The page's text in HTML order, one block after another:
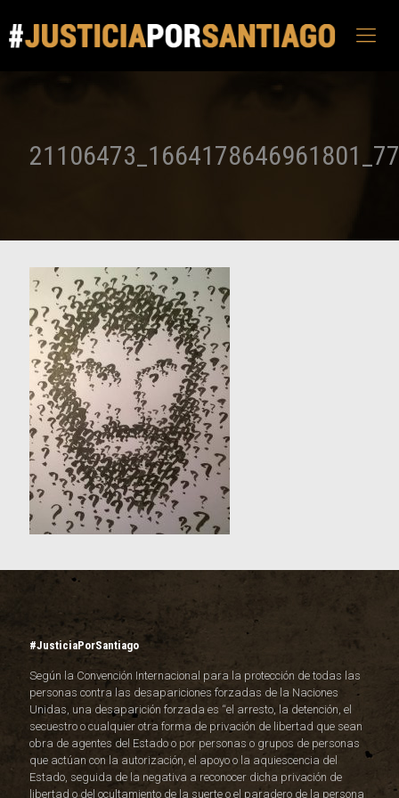
#JusticiaPorSantiago
Según la Convención Internacional para la protección de todas las
personas contra las desapariciones forzadas de la Naciones
Unidas, una desaparición forzada es “el arresto, la detención, el
secuestro o cualquier otra forma de privación de libertad que sean
obra de agentes del Estado o por personas o grupos de personas
que actúan con la autorización, el apoyo o la aquiescencia del
Estado, seguida de la negativa a reconocer dicha privación de
libertad o del ocultamiento de la suerte o el paradero de la persona